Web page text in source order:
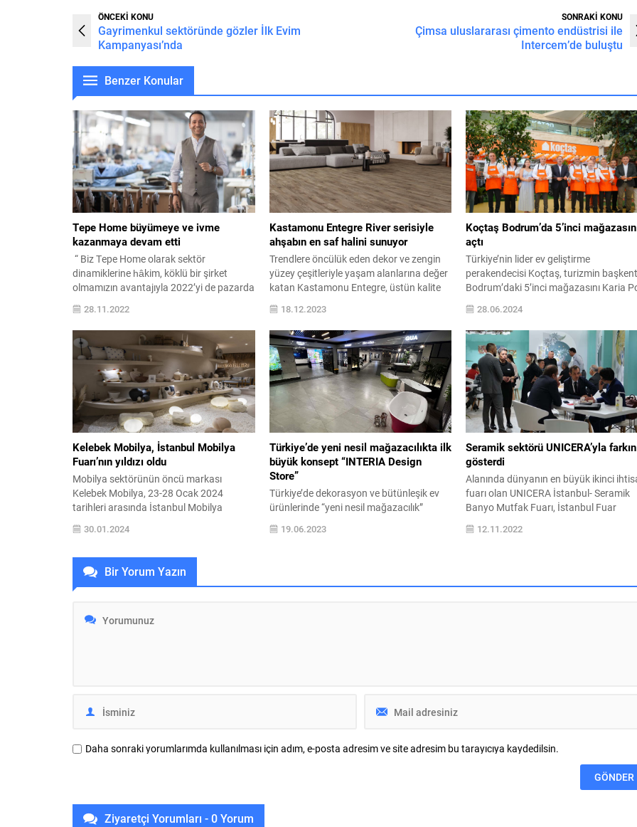
ÖNCEKİ KONU
Gayrimenkul sektöründe gözler İlk Evim
Kampanyası’nda
SONRAKİ KONU
Çimsa uluslararası çimento endüstrisi ile
Intercem’de buluştu
Benzer Konular
Tepe Home büyümeye ve ivme
kazanmaya devam etti
“ Biz Tepe Home olarak sektör
dinamiklerine hâkim, köklü bir şirket
olmamızın avantajıyla 2022’yi de pazarda
büyüyerek tamamladık” Türkiye mobilya
sektörünün öncüsü olarak istihdama da
önemli katkı sağlayan Tepe Home’un
Genel Müdürü Levent Çapan, önemli
açıklamalarda bulundu. 2022 yılının
sonuna yaklaşılırken geride bıraktıkları
dönemi ve mobilya sektörünü
değerlendiren Tepe Home...
28.11.2022
Kastamonu Entegre River serisiyle
ahşabın en saf halini sunuyor
Trendlere öncülük eden dekor ve zengin
yüzey çeşitleriyle yaşam alanlarına değer
katan Kastamonu Entegre, üstün kalite
ve dayanıklılık ilkelerinden ödün vermeden
ürettiği Floorpan laminat parke grubunun
yeni ürünlerini kullanıcılarla buluşturdu.
72 saat boyunca suya ve neme karşı
üstün dayanıklılık ve koruma sağlayan
River serisi, sekiz farklı dekor seçeneğiyle
kullanıcılara ahşabın en...
18.12.2023
Koçtaş Bodrum’da 5’inci
açtı
Türkiye’nin lider ev geliştirme
perakendecisi Koçtaş, turizmin
Bodrum’daki 5’inci mağazasını Karia
AVM’de hizmete açtı. Açılış, Milas
Belediye Başkanı Fevzi Topuz, Koçtaş
Genel Müdürü Oğuzkan Şatıroğlu ve
Koçtaş üst düzey yöneticilerinin
katılımıyla gerçekleşti. 2 bin
alanda yaklaşık 10 bin adet ürün çeşidi
müşterilerini ağırlayacak olan Koçtaş,
mağazada...
28.06.2024
Kelebek Mobilya, İstanbul Mobilya
Fuarı’nın yıldızı oldu
Mobilya sektörünün öncü markası
Kelebek Mobilya, 23-28 Ocak 2024
tarihleri arasında İstanbul Mobilya
Fuarı’nda yoğun ilgi gördü. Global
tasarım vizyonuyla tasarladığı yeni
birliğiyle hazırlanan tasarımlarını
ziyaretçilerin beğenisine sundu.
Türkiye’nin genç ve dinamik markası
Fuarı’nda sergilediği yeni koleksiyon ve
30.01.2024
Türkiye’de yeni nesil mağazacılıkta ilk
büyük konsept “INTERIA Design
Store”
Türkiye’de dekorasyon ve bütünleşik ev
ürünlerinde “yeni nesil mağazacılık”
anlayışının en büyük konsept mağazası
INTERIA Design Store, büyümesini
19.06.2023
Seramik sektörü UNICERA’yla
gösterdi
Alanında dünyanın en büyük ikinci
fuarı olan UNICERA İstanbul- Seramik
Banyo Mutfak Fuarı, İstanbul Fuar
Merkezi’nde gerçekleşti. Ulusal ve
uluslararası birçok markaya ev
12.11.2022
Bir Yorum Yazın
Daha sonraki yorumlarımda kullanılması için adım, e-posta adresim ve site adresim bu tarayıcıya kaydedilsin.
Ziyaretçi Yorumları - 0 Yorum